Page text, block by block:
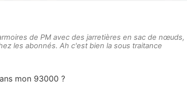
de PM avec des jarretières en sac de nœuds,
les abonnés. Ah c'est bien la sous traitance
mon 93000 ?